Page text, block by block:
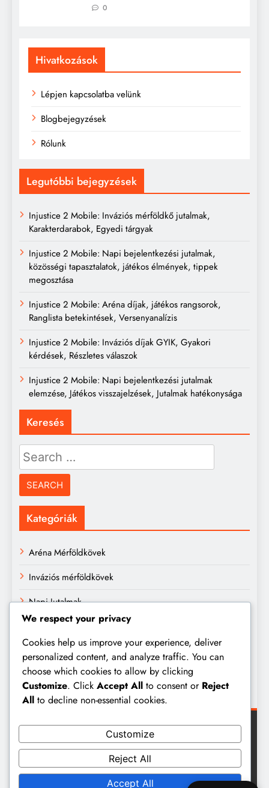
0
Hivatkozások
Lépjen kapcsolatba velünk
Blogbejegyzések
Rólunk
Legutóbbi bejegyzések
Injustice 2 Mobile: Inváziós mérföldkő jutalmak,
Karakterdarabok, Egyedi tárgyak
Injustice 2 Mobile: Napi bejelentkezési jutalmak,
közösségi tapasztalatok, játékos élmények, tippek
megosztása
Injustice 2 Mobile: Aréna díjak, játékos rangsorok,
Ranglista betekintések, Versenyanalízis
Injustice 2 Mobile: Inváziós díjak GYIK, Gyakori
kérdések, Részletes válaszok
Injustice 2 Mobile: Napi bejelentkezési jutalmak
elemzése, Játékos visszajelzések, Jutalmak hatékonysága
Keresés
Search
for:
Kategóriák
Aréna Mérföldkövek
Inváziós mérföldkövek
Napi Jutalmak
March 2026
February 2026
Digital Newspaper - Multipurpose News WordPress Theme
We respect your privacy
Cookies help us improve your experience, deliver
personalized content, and analyze traffic. You can
choose which cookies to allow by clicking
Customize. Click Accept All to consent or Reject
All to decline non-essential cookies.
Customize
Reject All
Accept All